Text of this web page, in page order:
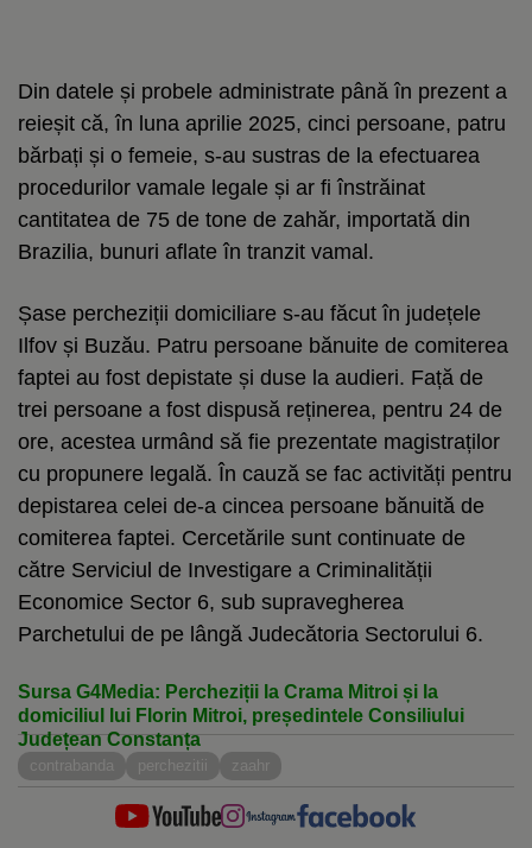
Din datele și probele administrate până în prezent a
reieșit că, în luna aprilie 2025, cinci persoane, patru
bărbați și o femeie, s-au sustras de la efectuarea
procedurilor vamale legale și ar fi înstrăinat
cantitatea de 75 de tone de zahăr, importată din
Brazilia, bunuri aflate în tranzit vamal.
Șase percheziții domiciliare s-au făcut în județele
Ilfov și Buzău. Patru persoane bănuite de comiterea
faptei au fost depistate și duse la audieri. Față de
trei persoane a fost dispusă reținerea, pentru 24 de
ore, acestea urmând să fie prezentate magistraților
cu propunere legală. În cauză se fac activități pentru
depistarea celei de-a cincea persoane bănuită de
comiterea faptei. Cercetările sunt continuate de
către Serviciul de Investigare a Criminalității
Economice Sector 6, sub supravegherea
Parchetului de pe lângă Judecătoria Sectorului 6.
Sursa G4Media: Percheziții la Crama Mitroi și la
domiciliul lui Florin Mitroi, președintele Consiliului
Județean Constanța
contrabanda perchezitii zaahr